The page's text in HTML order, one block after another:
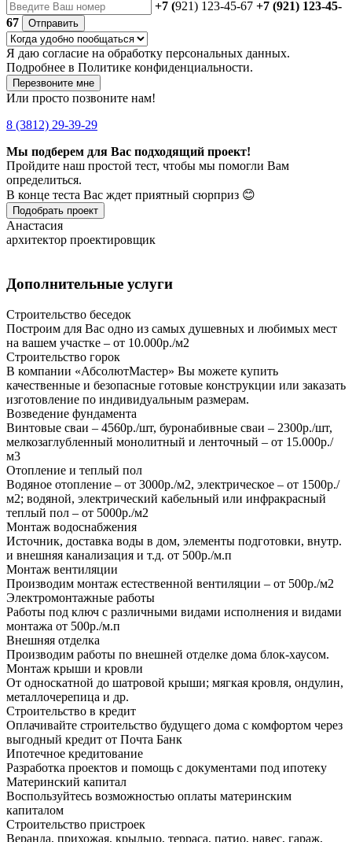
+7 (921) 123-45-67 +7 (921) 123-45-
67
Отправить
Я даю согласие на обработку персональных данных.
Подробнее в Политике конфиденциальности.
Перезвоните мне
Или просто позвоните нам!
8 (3812) 29-39-29
Мы подберем для Вас подходящий проект!
Пройдите наш простой тест, чтобы мы помогли Вам
определиться.
В конце теста Вас ждет приятный сюрприз 😊
Подобрать проект
Анастасия
архитектор проектировщик
Дополнительные услуги
Строительство беседок
Построим для Вас одно из самых душевных и любимых мест
на вашем участке – от 10.000р./м2
Строительство горок
В компании «АбсолютМастер» Вы можете купить
качественные и безопасные готовые конструкции или заказать
изготовление по индивидуальным размерам.
Возведение фундамента
Винтовые сваи – 4560р./шт, буронабивные сваи – 2300р./шт,
мелкозаглубленный монолитный и ленточный – от 15.000р./
м3
Отопление и теплый пол
Водяное отопление – от 3000р./м2, электрическое – от 1500р./
м2; водяной, электрический кабельный или инфракрасный
теплый пол – от 5000р./м2
Монтаж водоснабжения
Источник, доставка воды в дом, элементы подготовки, внутр.
и внешняя канализация и т.д. от 500р./м.п
Монтаж вентиляции
Производим монтаж естественной вентиляции – от 500р./м2
Электромонтажные работы
Работы под ключ с различными видами исполнения и видами
монтажа от 500р./м.п
Внешняя отделка
Производим работы по внешней отделке дома блок-хаусом.
Монтаж крыши и кровли
От односкатной до шатровой крыши; мягкая кровля, ондулин,
металлочерепица и др.
Строительство в кредит
Оплачивайте строительство будущего дома с комфортом через
выгодный кредит от Почта Банк
Ипотечное кредитование
Разработка проектов и помощь с документами под ипотеку
Материнский капитал
Воспользуйтесь возможностью оплаты материнским
капиталом
Строительство пристроек
Веранда, прихожая, крыльцо, терраса, патио, навес, гараж,